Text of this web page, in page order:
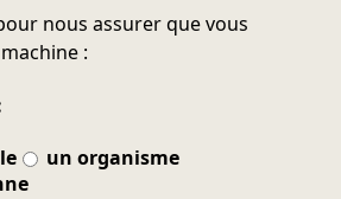
nous assurer que vous
:
un organisme